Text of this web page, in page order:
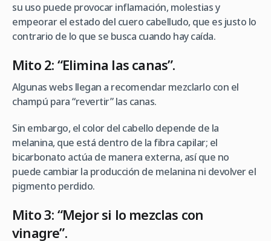
su uso puede provocar inflamación, molestias y
empeorar el estado del cuero cabelludo, que es justo lo
contrario de lo que se busca cuando hay caída.
Mito 2: “Elimina las canas”.
Algunas webs llegan a recomendar mezclarlo con el
champú para “revertir” las canas.
Sin embargo, el color del cabello depende de la
melanina, que está dentro de la fibra capilar; el
bicarbonato actúa de manera externa, así que no
puede cambiar la producción de melanina ni devolver el
pigmento perdido.
Mito 3: “Mejor si lo mezclas con
vinagre”.